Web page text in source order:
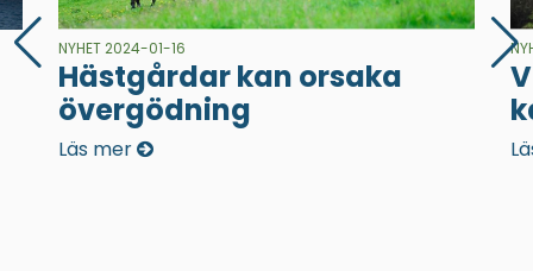
NYHET 2024-01-16
Hästgårdar kan orsaka
övergödning
Läs mer